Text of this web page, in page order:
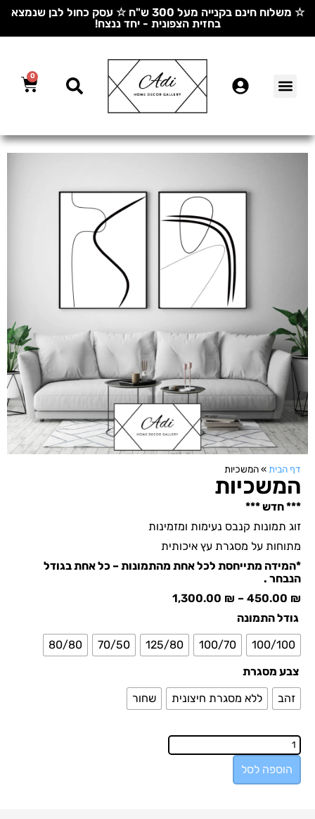
☆ משלוח חינם בקנייה מעל 300 ש"ח ☆ עסק כחול לבן שנמצא
בחזית הצפונית - יחד ננצח!
0
דף הבית »המשכיות
המשכיות
*** חדש ***
זוג תמונות קנבס נעימות ומזמינות
מתוחות על מסגרת עץ איכותית
*המידה מתייחסת לכל אחת מהתמונות – כל אחת בגודל
הנבחר .
450.00 ₪
–
1,300.00 ₪
גודל התמונה
100/100
100/70
125/80
70/50
80/80
צבע מסגרת
זהב
ללא מסגרת חיצונית שחור
הוספה לסל